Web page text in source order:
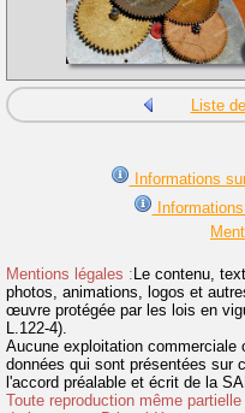
Liste
Informations
Mentions légales : Le contenu,
photos, animations, logos et
œuvre protégée par les lois en
L.122-4).
Aucune exploitation commerciale
données qui sont présentées sur
l'accord préalable et écrit de la
Toute reproduction même